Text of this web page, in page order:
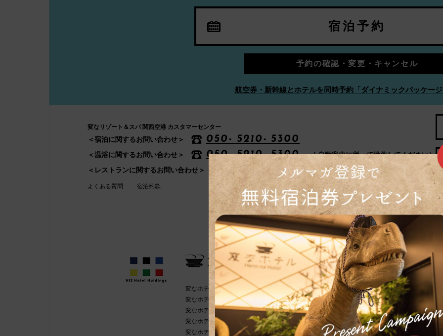
宿泊予約
予約の確認・変更・キャンセル
航空券・新幹線とホテルを同時予約「ダイナミックパッケー
変なリゾート＆スパ 関西空港 カスタマーセンター
＜宿泊に関するお問い合わせ＞ 050- 5210- 5300
＜温浴に関するお問い合わせ＞ 050- 5210- 5300
（ 自動案内に従って操作してください）
＜レストランに関するお問い合わせ＞
072- 463- 1603 （ 青庵）
よくある質問 宿泊約款
変なホテルグループサイト
変なホテル舞浜 東京ベイ
変なホテル東京 西葛西
変なホテル東京 銀座
変なホテル東京 浜松町
グリーンワールドグランド 南京
グリーンワールド 山水閣
グリーンワールド 建北
グリーンワールド 林森
グリーンワールド 松山
ウォーターマー
バリ ジンバラン
ウォーターマー
ウォーターマー
イランド